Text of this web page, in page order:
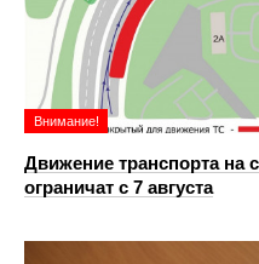
Внимание!
Движение транспорта на
ограничат с 7 августа